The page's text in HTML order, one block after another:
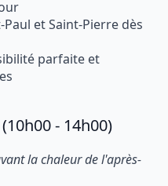
Paul et Saint-Pierre dès
parfaite et
- 14h00)
la chaleur de l'après-